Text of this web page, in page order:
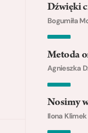
Dźwięki
Bogumiła
Metoda
Agnieszka
Nosimy
Ilona Klimek